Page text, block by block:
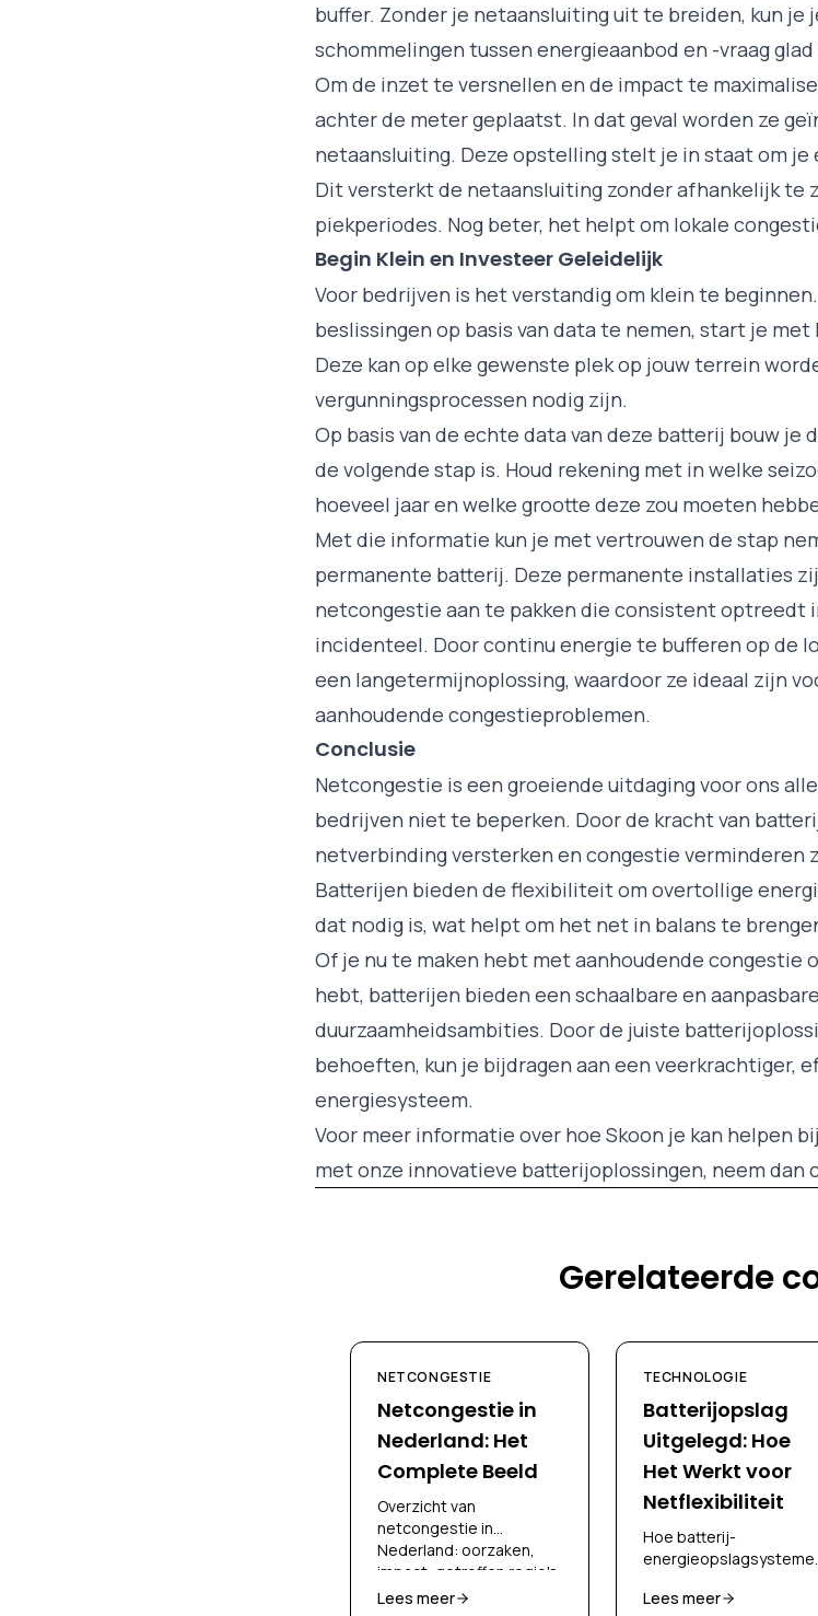
buffer. Zonder je netaansluiting uit te breiden, kun je
schommelingen tussen energieaanbod en -vraag
Om de inzet te versnellen en de impact te
achter de meter geplaatst. In dat geval worden ze
netaansluiting. Deze opstelling stelt je in staat om
Dit versterkt de netaansluiting zonder afhankelijk te
piekperiodes. Nog beter, het helpt om lokale
Begin Klein en Investeer Geleidelijk
Voor bedrijven is het verstandig om klein te
beslissingen op basis van data te nemen, start je
Deze kan op elke gewenste plek op jouw terrein
vergunningsprocessen nodig zijn.
Op basis van de echte data van deze batterij bouw je
de volgende stap is. Houd rekening met in welke
hoeveel jaar en welke grootte deze zou moeten
Met die informatie kun je met vertrouwen de stap
permanente batterij. Deze permanente installaties
netcongestie aan te pakken die consistent optreedt
incidenteel. Door continu energie te bufferen op de
een langetermijnoplossing, waardoor ze ideaal zijn
aanhoudende congestieproblemen.
Conclusie
Netcongestie is een groeiende uitdaging voor ons
bedrijven niet te beperken. Door de kracht van
netverbinding versterken en congestie verminderen
Batterijen bieden de flexibiliteit om overtollige
dat nodig is, wat helpt om het net in balans te
Of je nu te maken hebt met aanhoudende congestie
hebt, batterijen bieden een schaalbare en
duurzaamheidsambities. Door de juiste
behoeften, kun je bijdragen aan een veerkrachtiger,
energiesysteem.
Voor meer informatie over hoe Skoon je kan helpen
met onze innovatieve batterijoplossingen, neem dan
Gerelateerde
NETCONGESTIE
Netcongestie in
Nederland: Het
Complete Beeld
Overzicht van
netcongestie in
Nederland: oorzaken,
impact, getroffen regio's
en oplossingen voor
Lees meer
TECHNOLOGIE
Batterijopslag
Uitgelegd: Hoe
Het Werkt voor
Netflexibiliteit
Hoe batterij-
netcongestiebeheer, en
Lees meer